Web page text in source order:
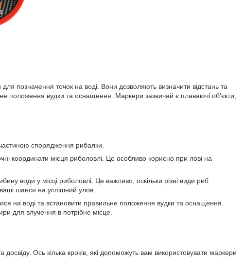
позначення точок на воді. Вони дозволяють визначити відстань та
положення вудки та оснащення. Маркери зазвичай є плаваючі об'єкти,
спорядження рибалки.
координати місця риболовлі. Це особливо корисно при лові на
води у місці риболовлі. Це важливо, оскільки різні види риб
шанси на успішний улов.
на воді та встановити правильне положення вудки та оснащення.
для влучення в потрібне місце.
Ось кілька кроків, які допоможуть вам використовувати маркери